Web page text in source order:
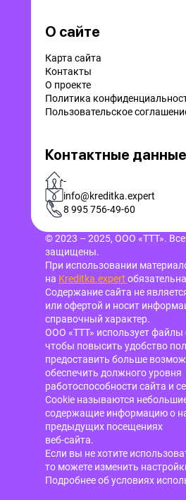
О сайте
Карта сайта
Контакты
О проекте
Политика
Пользовательское
Контактные данные
-
info@kreditka.expert
8 995 756-49-60
© 2023 – 2025, ООО «ТТТ».
защищены.
При использовании
на Kreditka.expert
Содержание сайта не
или офертой и носит
справочный характер.
ООО «ТТТ» использует файлы
чтобы повысить удобство
предоставить больше
обеспечить должного уровня
работоспособности сайта и
Cookie называются
содержащие информацию о
предыдущих посещениях
веб-сайта.
Если вы не хотите
то можете изменить
Подробнее об условиях